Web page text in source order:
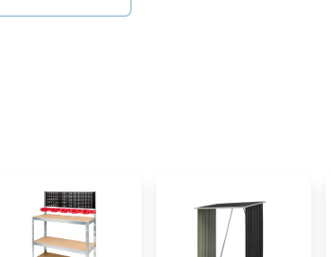
kruiskoppeling, 1x
Afmetingen: Koffer: ca.
totaal: ca. 4,15 kg (EAN: